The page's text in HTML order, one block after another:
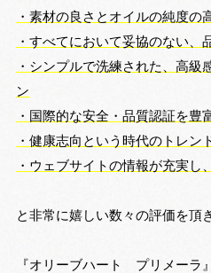
・素材の良さとオイルの純度の
・すべてにおいて妥協のない、
・シンプルで洗練された、高級
ン
・国際的な安全・品質認証を豊
・健康志向という時代のトレン
・ウェブサイトの情報が充実
と非常に嬉しい数々の評価を頂
『オリーブハート プリメーラ